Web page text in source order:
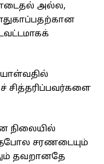
அல்ல,
நிலையில்
சரணடையும்
தவறானதே